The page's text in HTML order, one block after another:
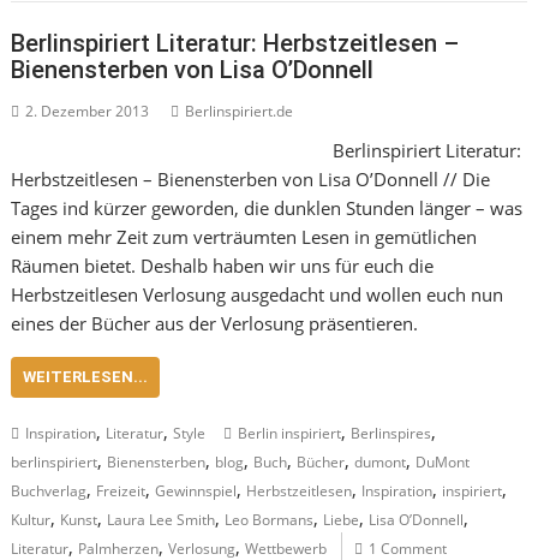
Berlinspiriert Literatur: Herbstzeitlesen –
Bienensterben von Lisa O’Donnell
2. Dezember 2013 Berlinspiriert.de
Berlinspiriert Literatur:
Herbstzeitlesen – Bienensterben von Lisa O’Donnell // Die
Tages ind kürzer geworden, die dunklen Stunden länger – was
einem mehr Zeit zum verträumten Lesen in gemütlichen
Räumen bietet. Deshalb haben wir uns für euch die
Herbstzeitlesen Verlosung ausgedacht und wollen euch nun
eines der Bücher aus der Verlosung präsentieren.
WEITERLESEN...
Inspiration, Literatur,Style Berlin inspiriert, Berlinspires,
berlinspiriert, Bienensterben, blog, Buch, Bücher,dumont, DuMont
Buchverlag, Freizeit,Gewinnspiel, Herbstzeitlesen, Inspiration, inspiriert,
Kultur, Kunst, Laura Lee Smith, Leo Bormans, Liebe, Lisa O’Donnell,
Literatur, Palmherzen,Verlosung,Wettbewerb 1 Comment